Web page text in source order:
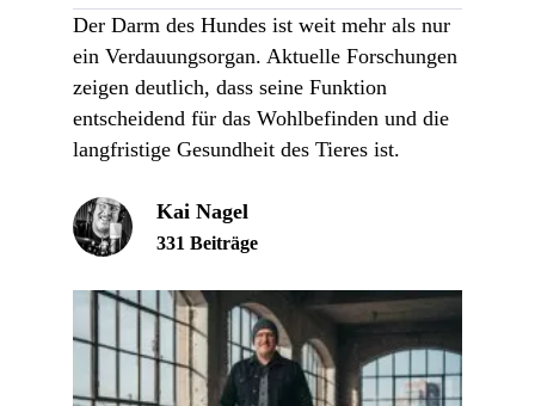
Der Darm des Hundes ist weit mehr als nur
ein Verdauungsorgan. Aktuelle Forschungen
zeigen deutlich, dass seine Funktion
entscheidend für das Wohlbefinden und die
langfristige Gesundheit des Tieres ist.
Kai Nagel
331 Beiträge